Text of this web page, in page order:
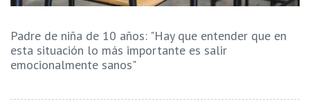
Padre de niña de 10 años: "Hay que entender que en
esta situación lo más importante es salir
emocionalmente sanos"